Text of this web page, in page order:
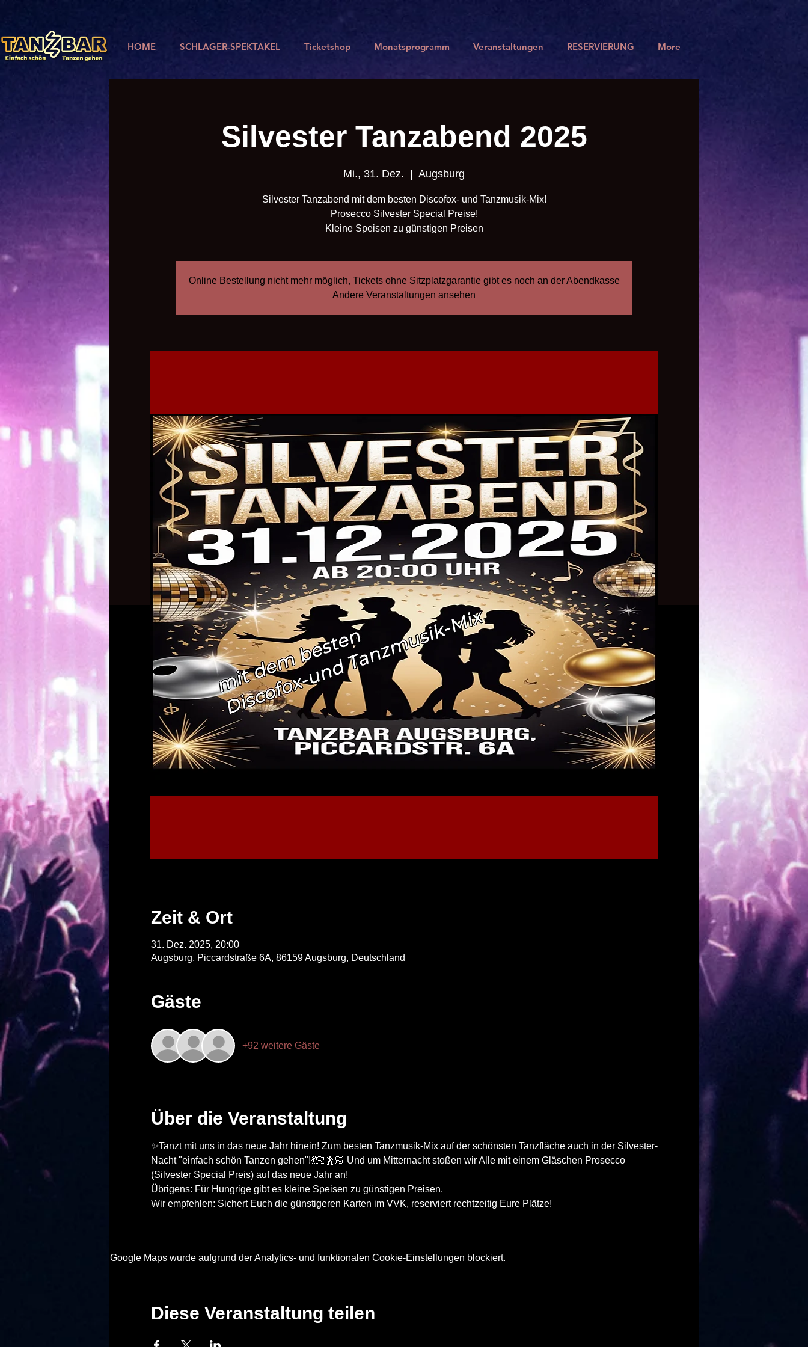
HOME SCHLAGER-SPEKTAKEL Ticketshop Monatsprogramm Veranstaltungen RESERVIERUNG More
Silvester Tanzabend 2025
Mi., 31. Dez. Augsburg
Silvester Tanzabend mit dem besten Discofox- und Tanzmusik-Mix!
Prosecco Silvester Special Preise!
Online Bestellung nicht mehr möglich, Tickets ohne Sitzplatzgarantie gibt es noch an der Abendkasse
Andere Veranstaltungen ansehen
Zeit & Ort
31. Dez. 2025, 20:00
Augsburg, Piccardstraße 6A, 86159 Augsburg, Deutschland
Gäste
+92 weitere Gäste
Über die Veranstaltung
✨Tanzt mit uns in das neue Jahr hinein! Zum besten Tanzmusik-Mix auf der schönsten Tanzfläche auch in der Silvester-
Nacht "einfach schön Tanzen gehen"!💃🏻🕺🏻 Und um Mitternacht stoßen wir Alle mit einem Gläschen Prosecco
(Silvester Special Preis) auf das neue Jahr an!
Übrigens: Für Hungrige gibt es kleine Speisen zu günstigen Preisen.
Wir empfehlen: Sichert Euch die günstigeren Karten im VVK, reserviert rechtzeitig Eure Plätze!
Google Maps wurde aufgrund der Analytics- und funktionalen Cookie-Einstellungen blockiert.
Diese Veranstaltung teilen